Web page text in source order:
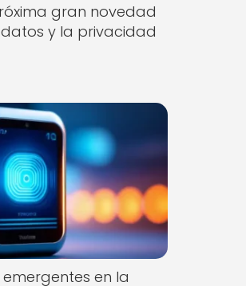
gran novedad
y la privacidad
en la